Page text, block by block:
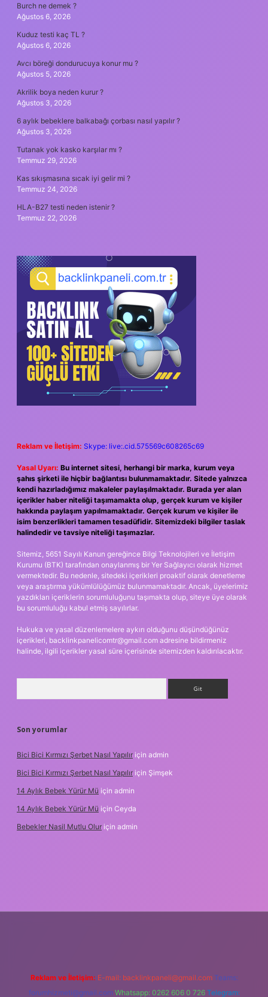
Burch ne demek ?
Ağustos 6, 2026
Kuduz testi kaç TL ?
Ağustos 6, 2026
Avcı böreği dondurucuya konur mu ?
Ağustos 5, 2026
Akrilik boya neden kurur ?
Ağustos 3, 2026
6 aylık bebeklere balkabağı çorbası nasıl yapılır ?
Ağustos 3, 2026
Tutanak yok kasko karşılar mı ?
Temmuz 29, 2026
Kas sıkışmasına sıcak iyi gelir mi ?
Temmuz 24, 2026
HLA-B27 testi neden istenir ?
Temmuz 22, 2026
Reklam ve İletişim: Skype: live:.cid.575569c608265c69
Yasal Uyarı: Bu internet sitesi, herhangi bir marka, kurum veya
şahıs şirketi ile hiçbir bağlantısı bulunmamaktadır. Sitede yalnızca
kendi hazırladığımız makaleler paylaşılmaktadır. Burada yer alan
içerikler haber niteliği taşımamakta olup, gerçek kurum ve kişiler
hakkında paylaşım yapılmamaktadır. Gerçek kurum ve kişiler ile
isim benzerlikleri tamamen tesadüfidir. Sitemizdeki bilgiler taslak
halindedir ve tavsiye niteliği taşımazlar.
Sitemiz, 5651 Sayılı Kanun gereğince Bilgi Teknolojileri ve İletişim
Kurumu (BTK) tarafından onaylanmış bir Yer Sağlayıcı olarak hizmet
vermektedir. Bu nedenle, sitedeki içerikleri proaktif olarak denetleme
veya araştırma yükümlülüğümüz bulunmamaktadır. Ancak, üyelerimiz
yazdıkları içeriklerin sorumluluğunu taşımakta olup, siteye üye olarak
bu sorumluluğu kabul etmiş sayılırlar.
Hukuka ve yasal düzenlemelere aykırı olduğunu düşündüğünüz
içerikleri, backlinkpanelicomtr@gmail.com adresine bildirmeniz
halinde, ilgili içerikler yasal süre içerisinde sitemizden kaldırılacaktır.
Son yorumlar
Bici Bici Kırmızı Şerbet Nasıl Yapılır için admin
Bici Bici Kırmızı Şerbet Nasıl Yapılır için Şimşek
14 Aylık Bebek Yürür Mü için admin
14 Aylık Bebek Yürür Mü için Ceyda
Bebekler Nasil Mutlu Olur için admin
Reklam ve İletişim: E-mail: backlinkpaneli@gmail.com Teams:
forumhizmeti@gmail.com Whatsapp: 0262 606 0 726 Telegram: